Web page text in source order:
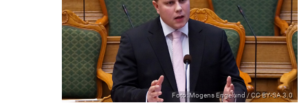
Foto: Mogens Engelund / CC BY-SA 3.0